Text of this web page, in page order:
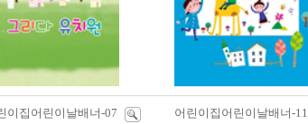
이집어린이날배너-07
어린이집어린이날배너-11